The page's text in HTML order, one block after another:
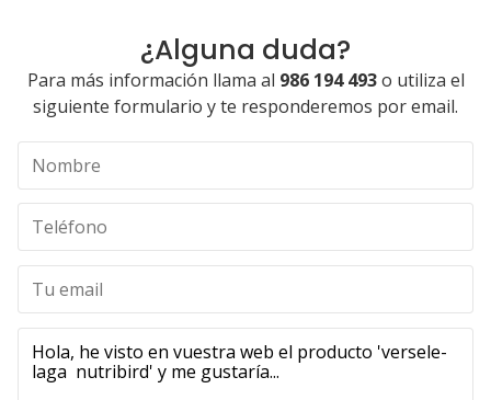
¿Alguna duda?
Para más información llama al 986 194 493o utiliza el
siguiente formulario y te responderemos por email.